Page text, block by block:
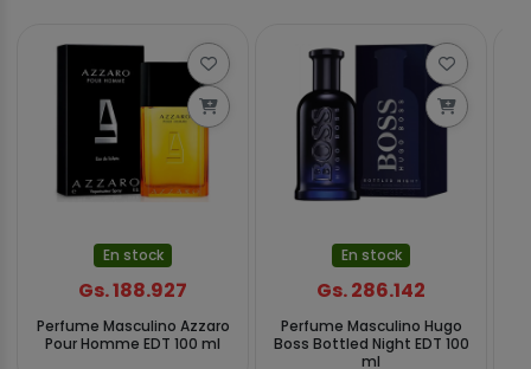
En stock
Gs. 188.927
Perfume Masculino Azzaro
Pour Homme EDT 100 ml
En stock
Gs. 286.142
Perfume Masculino Hugo
Boss Bottled Night EDT 100
ml